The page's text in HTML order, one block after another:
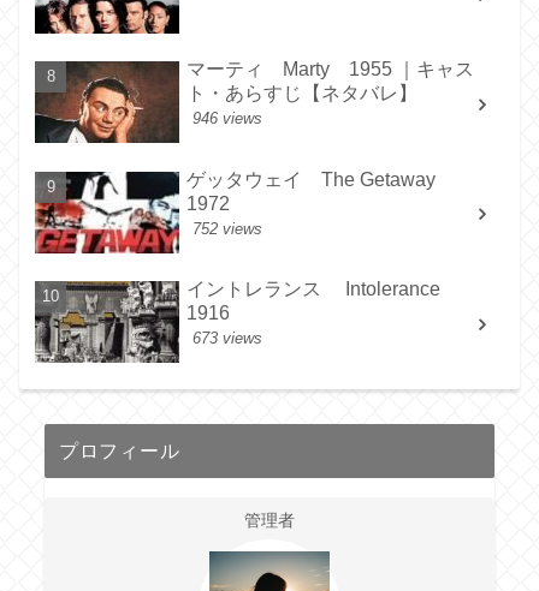
マーティ Marty 1955 ｜キャス
ト・あらすじ【ネタバレ】
946 views
ゲッタウェイ The Getaway
1972
752 views
イントレランス Intolerance
1916
673 views
プロフィール
管理者